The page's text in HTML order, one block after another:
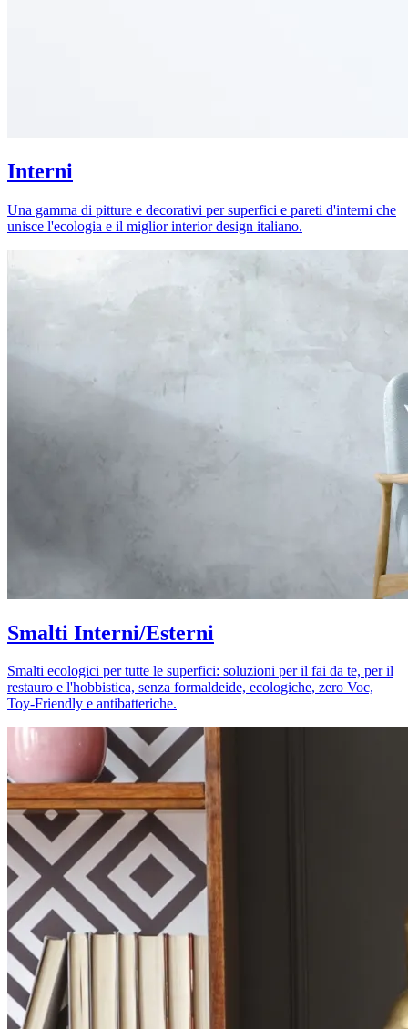
Interni
Una gamma di pitture e decorativi per superfici e pareti d'interni che
unisce l'ecologia e il miglior interior design italiano.
Smalti Interni/Esterni
Smalti ecologici per tutte le superfici: soluzioni per il fai da te, per il
restauro e l'hobbistica, senza formaldeide, ecologiche, zero Voc,
Toy-Friendly e antibatteriche.